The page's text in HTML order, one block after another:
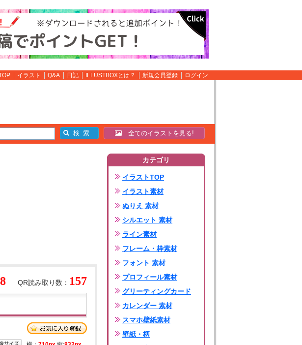
イラスト Q&A 日記 ILLUSTBOXとは？ 新規会員登録 ログイン
全てのイラストを見る!
QR読み取り数： 157
カテゴリ
イラストTOP
イラスト素材
ぬりえ 素材
シルエット 素材
ライン素材
フレーム・枠素材
フォント 素材
プロフィール素材
グリーティングカード
カレンダー 素材
スマホ壁紙素材
壁紙・柄